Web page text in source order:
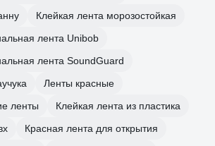
Клейкая лента морозостойкая
лента Unibob
лента SoundGuard
Ленты красные
ленты
Клейкая лента из пластика
Красная лента для открытия